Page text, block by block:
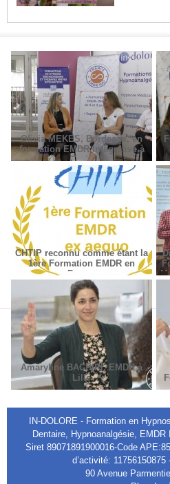
Olivia MEKES, Bordeaux, en
formation EMDR Intégrative à
Paris
CHTIP reconnu comme étant la
1ère Formation EMDR en
France
Amaryline BACHIRI, EMDR à
Lille
IN-DOLORE - Formation en
Dentaire, Hypnoanalgésie,
Siret 89071891900016-Code
d’activité: 11756150875
90 Avenue